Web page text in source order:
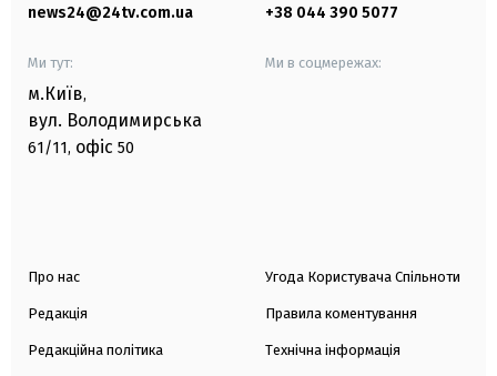
news24@24tv.com.ua +38 044 390 5077
Ми тут:
м.Київ,
вул. Володимирська
61/11, офіс 50
Ми в соцмережах:
Про нас
Редакція
Редакційна політика
Угода Користувача Спільноти
Правила коментування
Технічна інформація